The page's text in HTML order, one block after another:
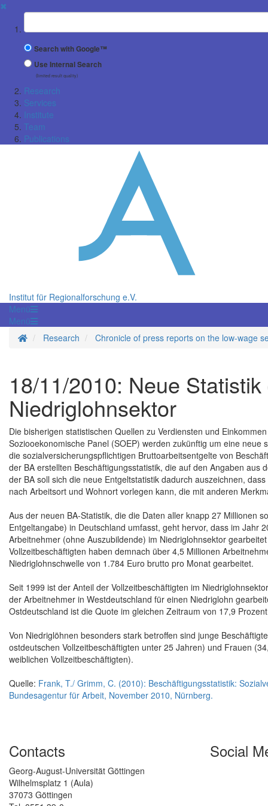
✖
Suchbegriff
Search with Google™
Use Internal Search
(limited result quality)
Research
Services
Institute
Team
Publications
Institut für Regionalforschung e.V.
Menü
Menü
Homepage
Research Chronicle of press reports on the low-wage
18/11/2010: Neue
Niedriglohnsektor
Die bisherigen statistischen Quellen zu Verdiensten und
Soziooekonomische Panel (SOEP) werden zukünftig um eine
die sozialversicherungspflichtigen Bruttoarbeitsentgelte von
der BA erstellten Beschäftigungsstatistik, die auf den Angaben
der BA soll sich die neue Entgeltstatistik dadurch auszeichnen,
nach Arbeitsort und Wohnort vorlegen kann, die mit anderen
Aus der neuen BA-Statistik, die die Daten aller knapp 27 Millionen
Entgeltangabe) in Deutschland umfasst, geht hervor, dass im Jahr
Arbeitnehmer (ohne Auszubildende) im Niedriglohnsektor
Vollzeitbeschäftigten haben demnach über 4,5 Millionen
Niedriglohnschwelle von 1.784 Euro brutto pro Monat gearbeitet.
Seit 1999 ist der Anteil der Vollzeitbeschäftigten im
der Arbeitnehmer in Westdeutschland für einen Niedriglohn
Ostdeutschland ist die Quote im gleichen Zeitraum von 17,9
Von Niedriglöhnen besonders stark betroffen sind junge
ostdeutschen Vollzeitbeschäftigten unter 25 Jahren) und Frauen
weiblichen Vollzeitbeschäftigten).
Quelle: Frank, T./ Grimm, C. (2010): Beschäftigungsstatistik:
Bundesagentur für Arbeit, November 2010, Nürnberg.
Contacts
Georg-August-Universität Göttingen
Wilhelmsplatz 1 (Aula)
37073 Göttingen
Social